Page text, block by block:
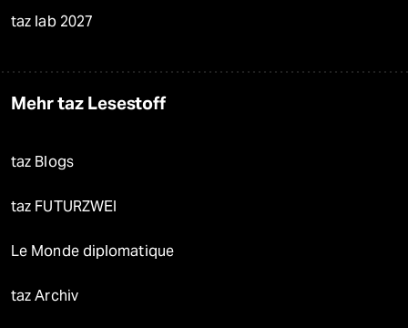
taz lab 2027
Mehr taz Lesestoff
taz Blogs
taz FUTURZWEI
Le Monde diplomatique
taz Archiv